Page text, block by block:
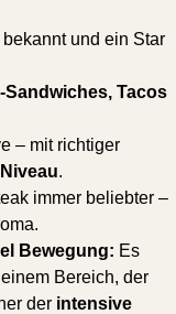
bekannt und ein Star
Sandwiches, Tacos
– mit richtiger
.
immer beliebter –
Bewegung: Es
Bereich, der
der intensive